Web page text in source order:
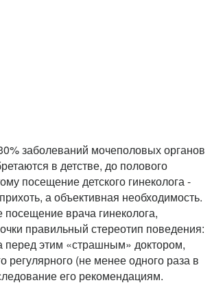
заболеваний мочеполовых органов
в детстве, до полового
посещение детского гинеколога -
а объективная необходимость.
врача гинеколога,
правильный стереотип поведения:
перед этим «страшным» доктором,
регулярного (не менее одного раза в
его рекомендациям.